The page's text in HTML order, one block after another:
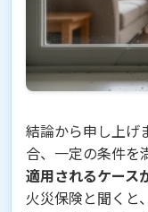
結論から申し上げ
合、一定の条件を
適用されるケース
火災保険と聞くと